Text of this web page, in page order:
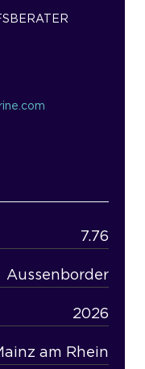
7.76
Aussenborder
2026
am Rhein